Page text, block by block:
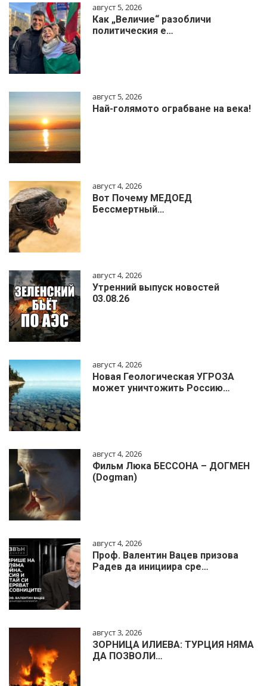
август 5, 2026
Как „Величие“ разобличи
политическия е…
август 5, 2026
Най-голямото ограбване на века!
август 4, 2026
Вот Почему МЕДОЕД
Бессмертный…
август 4, 2026
Утренний выпуск новостей
03.08.26
август 4, 2026
Новая Геологическая УГРОЗА
может уничтожить Россию…
август 4, 2026
Фильм Люка БЕССОНА – ДОГМЕН
(Dogman)
август 4, 2026
Проф. Валентин Вацев призова
Радев да инициира сре…
август 3, 2026
ЗОРНИЦА ИЛИЕВА: ТУРЦИЯ НЯМА
ДА ПОЗВОЛИ…